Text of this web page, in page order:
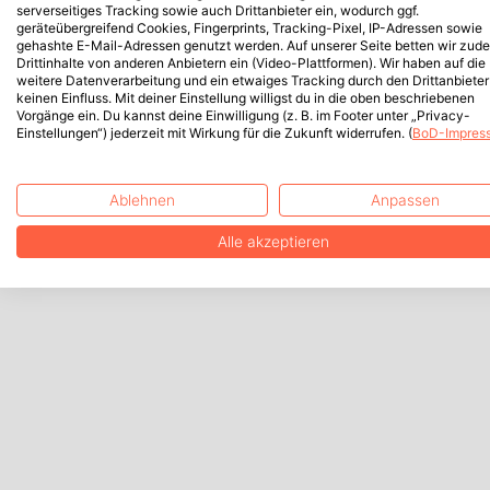
serverseitiges Tracking sowie auch Drittanbieter ein, wodurch ggf.
geräteübergreifend Cookies, Fingerprints, Tracking-Pixel, IP-Adressen sowie
gehashte E-Mail-Adressen genutzt werden. Auf unserer Seite betten wir
Drittinhalte von anderen Anbietern ein (Video-Plattformen). Wir haben auf die
weitere Datenverarbeitung und ein etwaiges Tracking durch den Drittanbieter
keinen Einfluss. Mit deiner Einstellung willigst du in die oben beschriebenen
Vorgänge ein. Du kannst deine Einwilligung (z. B. im Footer unter „Privacy-
Einstellungen“) jederzeit mit Wirkung für die Zukunft widerrufen. (BoD-
Ablehnen Anpassen
Alle akzeptieren